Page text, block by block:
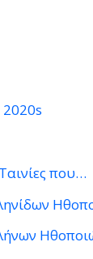
2020s
που…